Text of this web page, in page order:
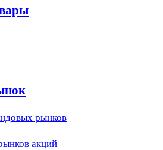
рынков
акций